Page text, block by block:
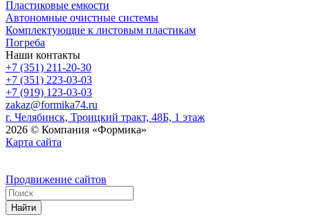
Пластиковые емкости
Автономные очистные системы
Комплектующие к листовым пластикам
Погреба
Наши контакты
+7 (351) 211-20-30
+7 (351) 223-03-03
+7 (919) 123-03-03
zakaz@formika74.ru
г. Челябинск, Троицкий тракт, 48Б, 1 этаж
2026 © Компания «Формика»
Карта сайта
Продвижение сайтов
Найти